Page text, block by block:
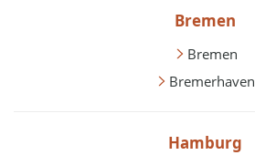
Bremen
Bremen
Bremerhaven
Hamburg